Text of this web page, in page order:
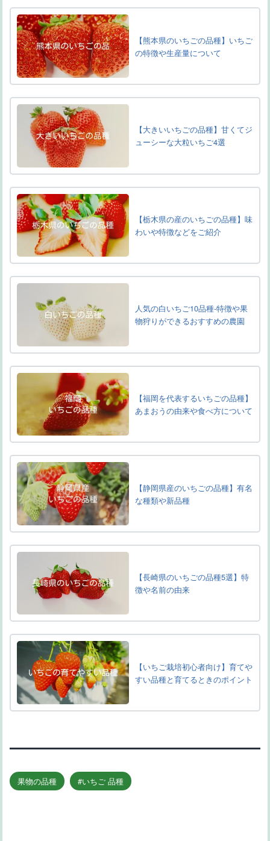
【熊本県のいちごの品種】いちご
の特徴や生産量について
【大きいいちごの品種】甘くてジ
ューシーな大粒いちご4選
【栃木県の産のいちごの品種】味
わいや特徴などをご紹介
人気の白いちご10品種-特徴や果
物狩りができるおすすめの農園
【福岡を代表するいちごの品種】
あまおうの由来や食べ方について
【静岡県産のいちごの品種】有名
な種類や新品種
【長崎県のいちごの品種5選】特
徴や名前の由来
【いちご栽培初心者向け】育てや
すい品種と育てるときのポイント
果物の品種 いちご 品種